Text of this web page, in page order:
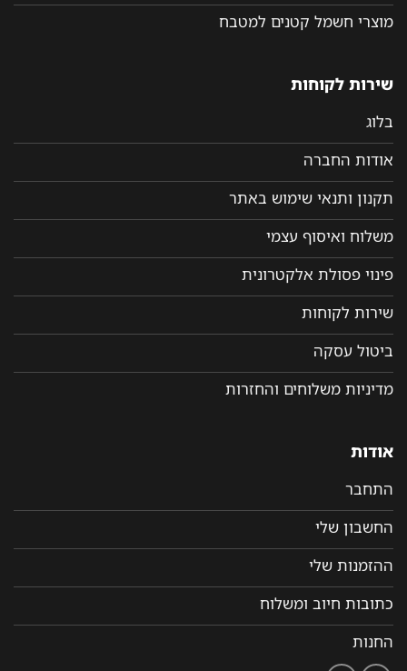
מוצרי חשמל קטנים למטבח
שירות לקוחות
בלוג
אודות החברה
תקנון ותנאי שימוש באתר
משלוח ואיסוף עצמי
פינוי פסולת אלקטרונית
שירות לקוחות
ביטול עסקה
מדיניות משלוחים והחזרות
אודות
התחבר
החשבון שלי
ההזמנות שלי
כתובות חיוב ומשלוח
החנות